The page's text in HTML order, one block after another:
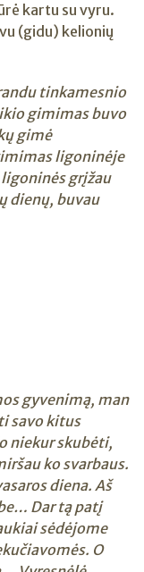
kartu su vyru.
(gidu) kelionių
tinkamesnio
gimimas buvo
gimė
ligoninėje
grįžau
dienų, buvau
gyvenimą, man
savo kitus
niekur skubėti,
ko svarbaus.
diena. Aš
Dar tą patį
sėdėjome
O